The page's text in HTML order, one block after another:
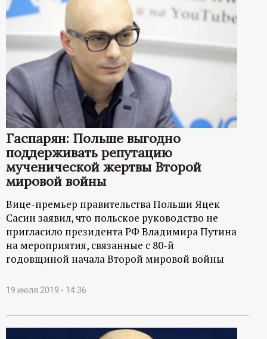
п
о
р
т
а
л
Гаспарян: Польше выгодно
поддерживать репутацию
мученической жертвы Второй
мировой войны
Вице-премьер правительства Польши Яцек
Сасин заявил, что польское руководство не
пригласило президента РФ Владимира Путина
на мероприятия, связанные с 80-й
годовщиной начала Второй мировой войны
19 июля 2019 - 14:36